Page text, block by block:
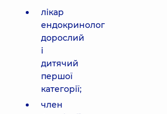
лікар
ендокринолог
дорослий
і
дитячий
першої
категорії;
член